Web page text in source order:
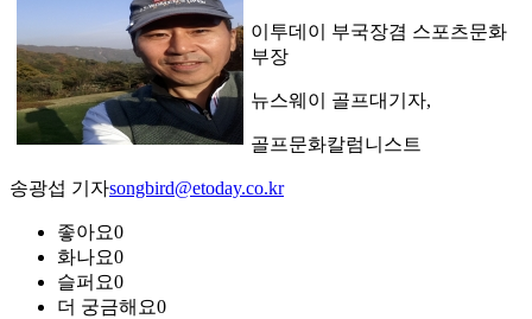
이투데이 부국장겸 스포츠문화
부장
뉴스웨이 골프대기자,
골프문화칼럼니스트
송광섭 기자songbird@etoday.co.kr
좋아요0
화나요0
슬퍼요0
더 궁금해요0